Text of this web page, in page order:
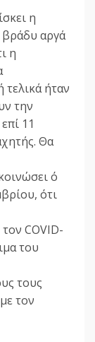
η
βράδυ αργά
η
τελικά ήταν
την
11
Θα
ό
ότι
COVID-
του
τους
τον